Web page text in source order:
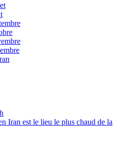
Iran est le lieu le plus chaud de la